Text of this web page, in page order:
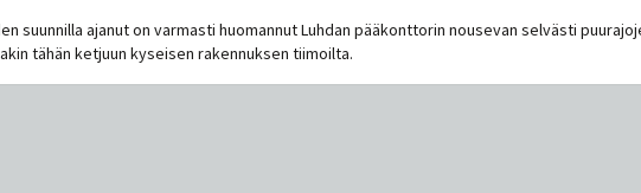
suunnilla ajanut on varmasti huomannut Luhdan pääkonttorin nousevan selvästi
tähän ketjuun kyseisen rakennuksen tiimoilta.